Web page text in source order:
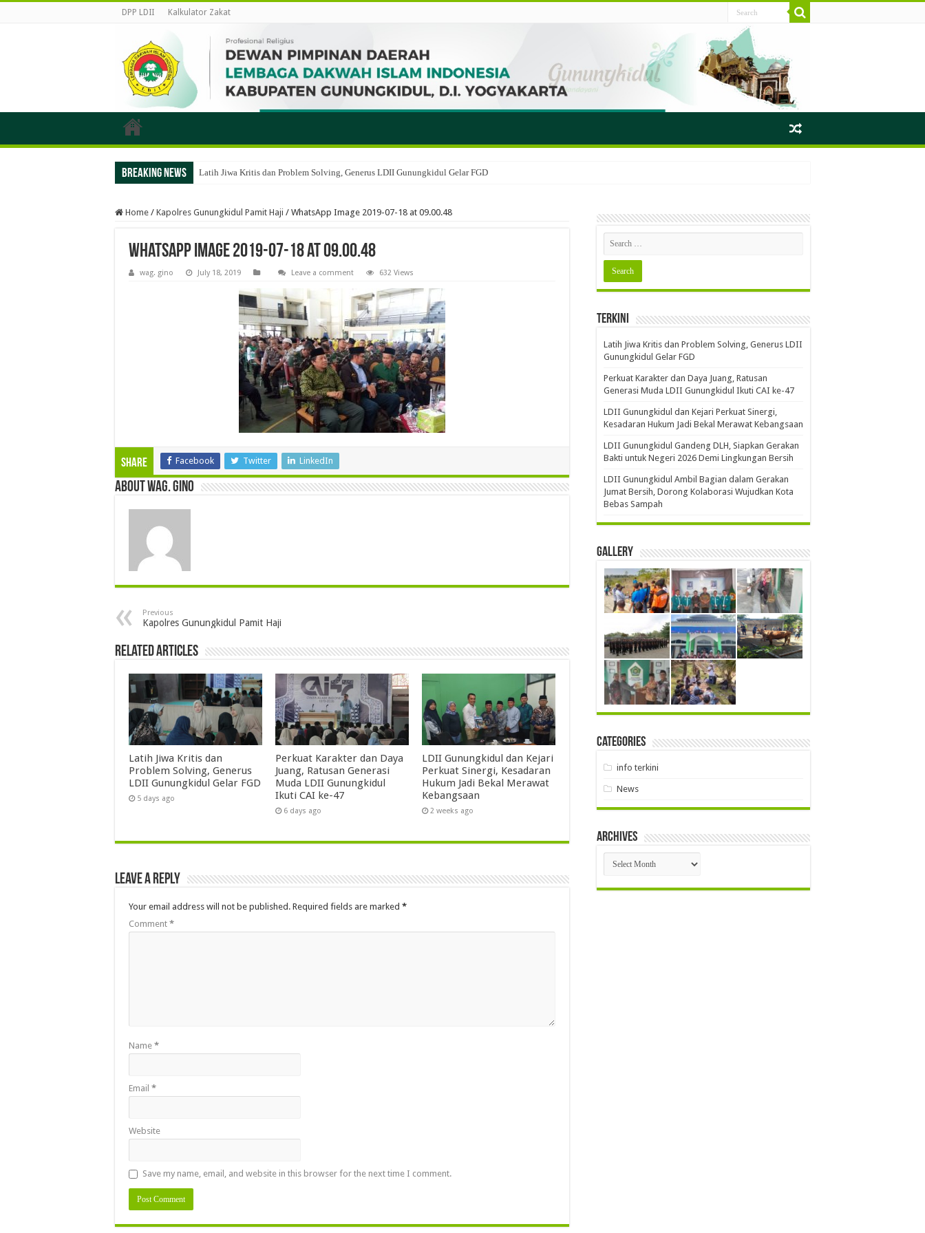
DPP LDII Kalkulator Zakat
Breaking News Latih Jiwa Kritis dan Problem Solving, Generus LDII Gunungkidul Gelar FGD
Home / Kapolres Gunungkidul Pamit Haji / WhatsApp Image 2019-07-18 at 09.00.48
WhatsApp Image 2019-07-18 at 09.00.48
wag. gino July 18, 2019 Leave a comment 632 Views
Share Facebook Twitter LinkedIn
About wag. gino
Previous
Kapolres Gunungkidul Pamit Haji
Related Articles
Latih Jiwa Kritis dan
Problem Solving, Generus
LDII Gunungkidul Gelar FGD
5 days ago
Perkuat Karakter dan Daya
Juang, Ratusan Generasi
Muda LDII Gunungkidul
Ikuti CAI ke-47
6 days ago
LDII Gunungkidul dan Kejari
Perkuat Sinergi, Kesadaran
Hukum Jadi Bekal Merawat
Kebangsaan
2 weeks ago
Leave a Reply
Your email address will not be published. Required fields are marked *
Comment *
Name *
Email *
Website
Save my name, email, and website in this browser for the next time I comment.
Terkini
Latih Jiwa Kritis dan Problem Solving, Generus LDII
Gunungkidul Gelar FGD
Perkuat Karakter dan Daya Juang, Ratusan
Generasi Muda LDII Gunungkidul Ikuti CAI ke-47
LDII Gunungkidul dan Kejari Perkuat Sinergi,
Kesadaran Hukum Jadi Bekal Merawat Kebangsaan
LDII Gunungkidul Gandeng DLH, Siapkan Gerakan
Bakti untuk Negeri 2026 Demi Lingkungan Bersih
LDII Gunungkidul Ambil Bagian dalam Gerakan
Jumat Bersih, Dorong Kolaborasi Wujudkan Kota
Bebas Sampah
Gallery
Categories
info terkini
News
Archives
Archives